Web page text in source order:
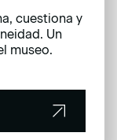
cuestiona y
Un
museo.